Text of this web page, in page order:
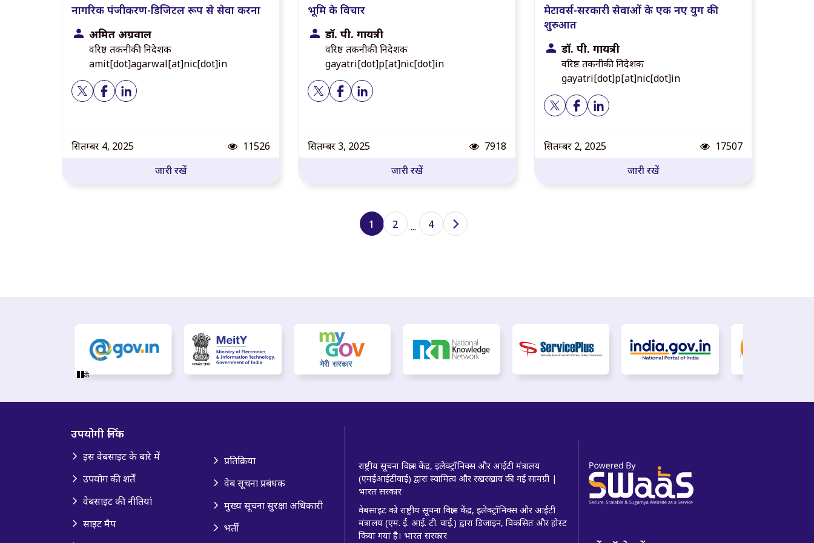
नागरिक पंजीकरण-डिजिटल रूप से सेवा करना
अमित अग्रवाल
वरिष्ठ तकनीकी निदेशक
amit[dot]agarwal[at]nic[dot]in
सितम्बर 4, 2025 पोस्ट दृश्य
11526
जारी रखें
भूमि के विचार
डॉ. पी. गायत्री
वरिष्ठ तकनीकी निदेशक
gayatri[dot]p[at]nic[dot]in
सितम्बर 3, 2025 पोस्ट दृश्य
7918
जारी रखें
मेटावर्स-सरकारी सेवाओं के एक नए युग की
शुरुआत
डॉ. पी. गायत्री
वरिष्ठ तकनीकी निदेशक
gayatri[dot]p[at]nic[dot]in
सितम्बर 2, 2025 पोस्ट दृश्य
17507
जारी रखें
1 2 ... 4
रुकें
उपयोगी लिंक
इस वेबसाइट के बारे में
उपयोग की शर्तें
वेबसाइट की नीतियां
साइट मैप
प्रतिक्रिया
वेब सूचना प्रबंधक
मुख्य सूचना सुरक्षा अधिकारी
भर्ती
राष्ट्रीय सूचना विज्ञान केंद्र, इलेक्ट्रॉनिक्स और आईटी मंत्रालय
(एमईआईटीवाई) द्वारा स्वामित्व और रखरखाव की गई सामग्री |
भारत सरकार
वेबसाइट को राष्ट्रीय सूचना विज्ञान केंद्र, इलेक्ट्रॉनिक्स और आईटी
मंत्रालय (एम. ई. आई. टी. वाई.) द्वारा डिजाइन, विकसित और होस्ट
किया गया है। भारत सरकार